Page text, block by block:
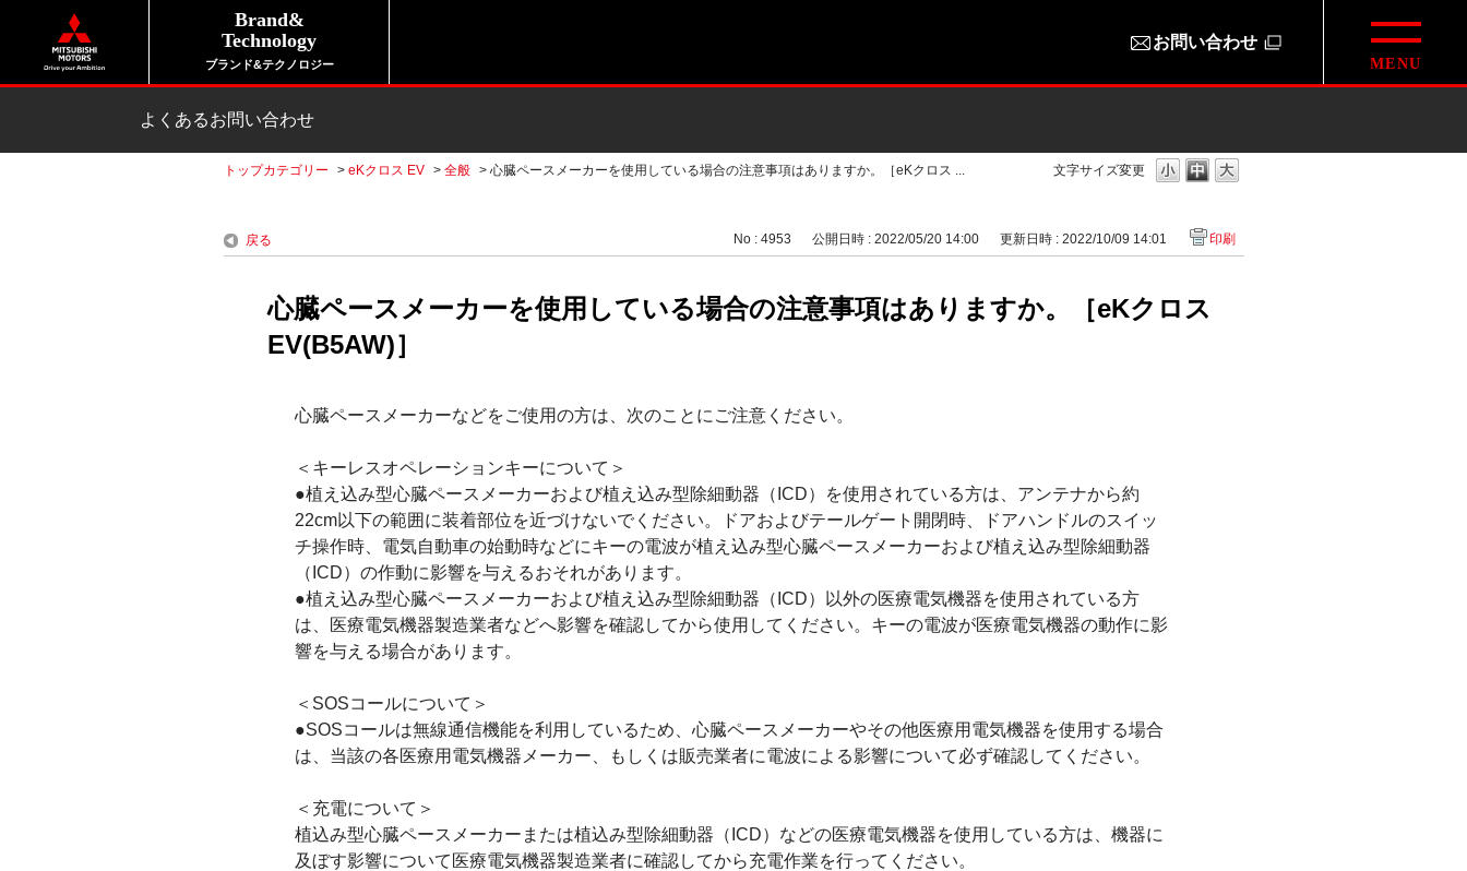
Brand&
Technology
ブランド&テクノロジー
お問い合わせ
よくあるお問い合わせ
文字サイズ変更
トップカテゴリー > eKクロス EV > 全般 > 心臓ペースメーカーを使用している場合の注意事項はありますか。［eKクロス ...
戻る No : 4953 公開日時 : 2022/05/20 14:00 更新日時 : 2022/10/09 14:01 印刷
心臓ペースメーカーを使用している場合の注意事項はありますか。［eKクロス
EV(B5AW)］
心臓ペースメーカーなどをご使用の方は、次のことにご注意ください。
＜キーレスオペレーションキーについて＞
●植え込み型心臓ペースメーカーおよび植え込み型除細動器（ICD）を使用されている方は、アンテナから約
22cm以下の範囲に装着部位を近づけないでください。ドアおよびテールゲート開閉時、ドアハンドルのスイッ
チ操作時、電気自動車の始動時などにキーの電波が植え込み型心臓ペースメーカーおよび植え込み型除細動器
（ICD）の作動に影響を与えるおそれがあります。
●植え込み型心臓ペースメーカーおよび植え込み型除細動器（ICD）以外の医療電気機器を使用されている方
は、医療電気機器製造業者などへ影響を確認してから使用してください。キーの電波が医療電気機器の動作に影
響を与える場合があります。
＜SOSコールについて＞
●SOSコールは無線通信機能を利用しているため、心臓ペースメーカーやその他医療用電気機器を使用する場合
は、当該の各医療用電気機器メーカー、もしくは販売業者に電波による影響について必ず確認してください。
＜充電について＞
植込み型心臓ペースメーカーまたは植込み型除細動器（ICD）などの医療電気機器を使用している方は、機器に
及ぼす影響について医療電気機器製造業者に確認してから充電作業を行ってください。